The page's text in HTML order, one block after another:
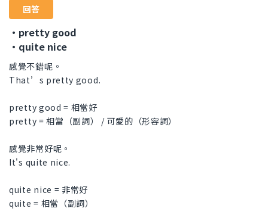
回答
・pretty good
・quite nice
感覺不錯呢。
That’s pretty good.
pretty good = 相當好
pretty = 相當（副詞） / 可愛的（形容詞）
感覺非常好呢。
It's quite nice.
quite nice = 非常好
quite = 相當（副詞）